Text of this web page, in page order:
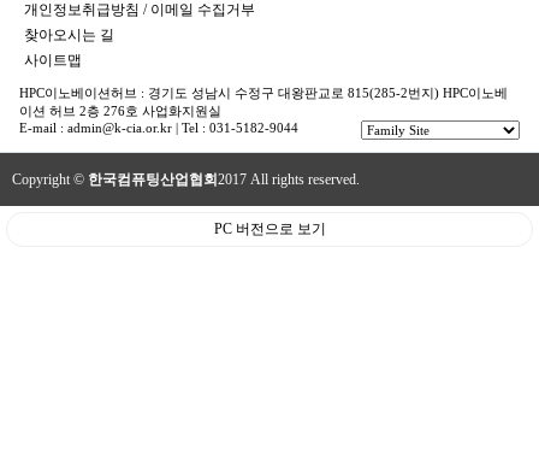
개인정보취급방침 / 이메일 수집거부
찾아오시는 길
사이트맵
HPC이노베이션허브 : 경기도 성남시 수정구 대왕판교로 815(285-2번지) HPC이노베
이션 허브 2층 276호 사업화지원실
E-mail : admin@k-cia.or.kr | Tel : 031-5182-9044
Copyright © 한국컴퓨팅산업협회 2017 All rights reserved.
PC 버전으로 보기